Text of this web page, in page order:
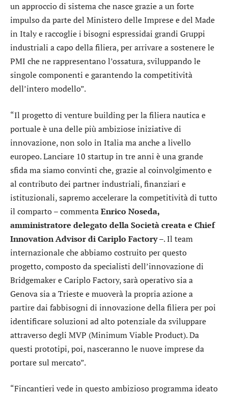
un approccio di sistema che nasce grazie a un forte
impulso da parte del Ministero delle Imprese e del Made
in Italy e raccoglie i bisogni espressidai grandi Gruppi
industriali a capo della filiera, per arrivare a sostenere le
PMI che ne rappresentano l’ossatura, sviluppando le
singole componenti e garantendo la competitività
dell’intero modello”.
“Il progetto di venture building per la filiera nautica e
portuale è una delle più ambiziose iniziative di
innovazione, non solo in Italia ma anche a livello
europeo. Lanciare 10 startup in tre anni è una grande
sfida ma siamo convinti che, grazie al coinvolgimento e
al contributo dei partner industriali, finanziari e
istituzionali, sapremo accelerare la competitività di tutto
il comparto – commentaEnrico Noseda,
amministratore delegato della Società creata e Chief
Innovation Advisor di Cariplo Factory–. Il team
internazionale che abbiamo costruito per questo
progetto, composto da specialisti dell’innovazione di
Bridgemaker e Cariplo Factory, sarà operativo sia a
Genova sia a Trieste e muoverà la propria azione a
partire dai fabbisogni di innovazione della filiera per poi
identificare soluzioni ad alto potenziale da sviluppare
attraverso degli MVP (Minimum Viable Product). Da
questi prototipi, poi, nasceranno le nuove imprese da
portare sul mercato”.
“Fincantieri vede in questo ambizioso programma ideato